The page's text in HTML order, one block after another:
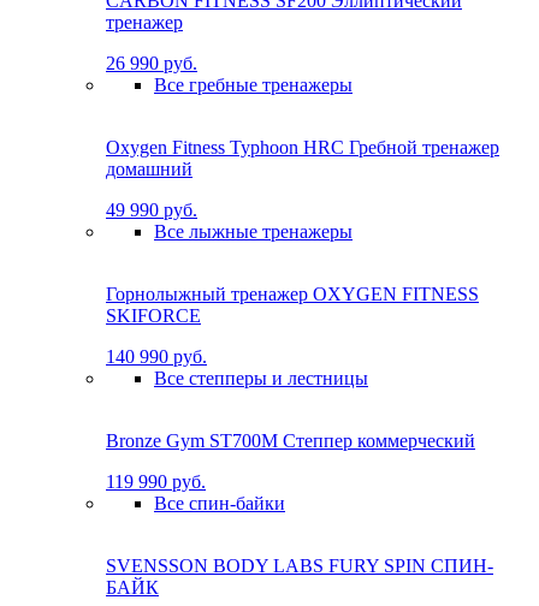
тренажер
26 990 руб.
Все гребные тренажеры
Oxygen Fitness Typhoon HRC Гребной тренажер
домашний
49 990 руб.
Все лыжные тренажеры
Горнолыжный тренажер OXYGEN FITNESS
SKIFORCE
140 990 руб.
Все степперы и лестницы
Bronze Gym ST700M Степпер коммерческий
119 990 руб.
Все спин-байки
SVENSSON BODY LABS FURY SPIN СПИН-
БАЙК